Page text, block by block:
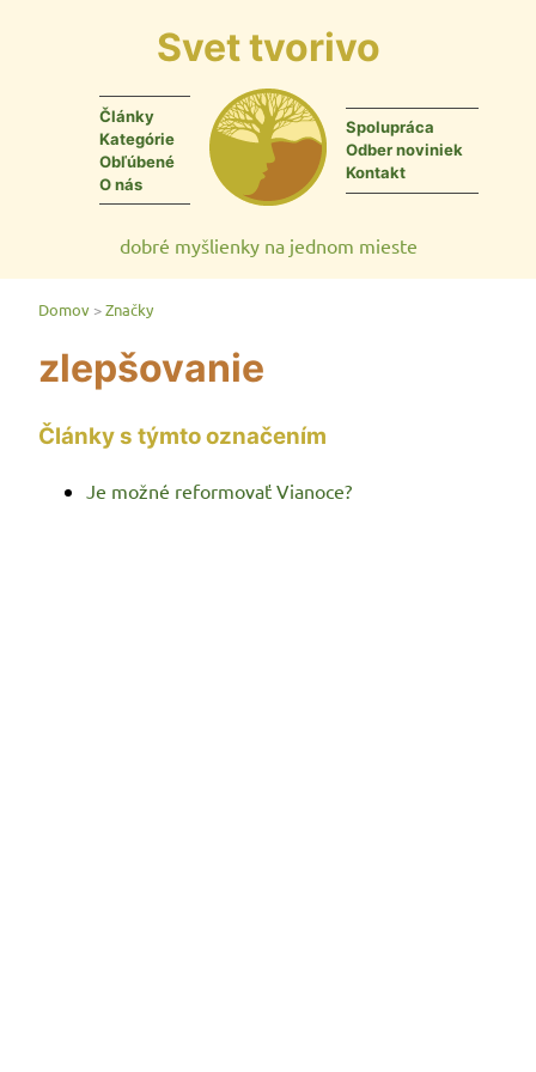
Svet tvorivo
Články
Kategórie
Obľúbené
O nás
Spolupráca
Odber noviniek
Kontakt
dobré myšlienky na jednom mieste
Domov >Značky
zlepšovanie
Články s týmto označením
Je možné reformovať Vianoce?